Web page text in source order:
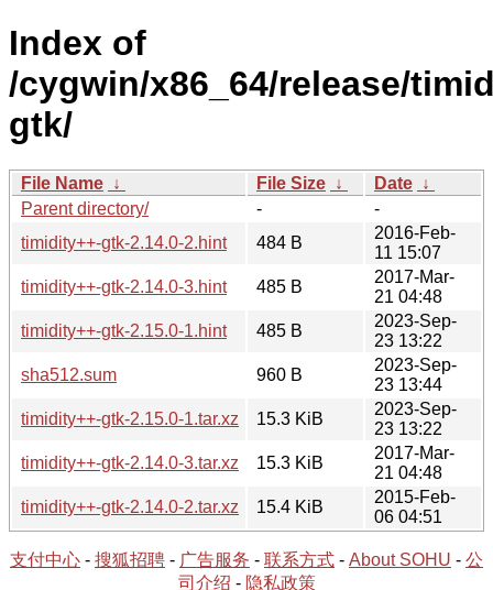
Index of
/cygwin/x86_64/release/
gtk/
File Name ↓ File Size ↓ Date ↓
Parent directory/
-
-
timidity++-gtk-2.14.0-2.hint
484 B
2016-Feb-
11 15:07
timidity++-gtk-2.14.0-3.hint
485 B
2017-Mar-
21 04:48
timidity++-gtk-2.15.0-1.hint
485 B
2023-Sep-
23 13:22
sha512.sum
960 B
2023-Sep-
23 13:44
timidity++-gtk-2.15.0-1.tar.xz
15.3 KiB
2023-Sep-
23 13:22
timidity++-gtk-2.14.0-3.tar.xz
15.3 KiB
2017-Mar-
21 04:48
timidity++-gtk-2.14.0-2.tar.xz
15.4 KiB
2015-Feb-
06 04:51
支付中心 - 搜狐招聘 - 广告服务 - 联系方式 - About SOHU - 公
司介绍 - 隐私政策